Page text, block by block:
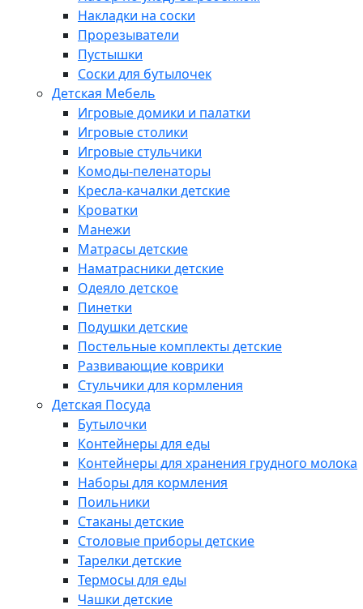
Накладки на соски
Прорезыватели
Пустышки
Соски для бутылочек
Детская Мебель
Игровые домики и палатки
Игровые столики
Игровые стульчики
Комоды-пеленаторы
Кресла-качалки детские
Кроватки
Манежи
Матрасы детские
Наматрасники детские
Одеяло детское
Пинетки
Подушки детские
Постельные комплекты детские
Развивающие коврики
Стульчики для кормления
Детская Посуда
Бутылочки
Контейнеры для еды
Контейнеры для хранения грудного молока
Наборы для кормления
Поильники
Стаканы детские
Столовые приборы детские
Тарелки детские
Термосы для еды
Чашки детские